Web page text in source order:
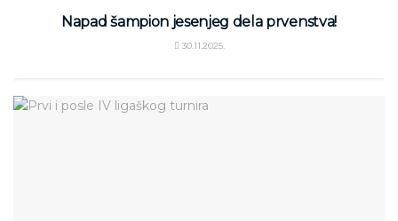
Napad šampion jesenjeg dela prvenstva!
30.11.2025.